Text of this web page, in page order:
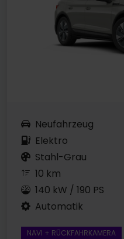
Neufahrzeug
Elektro
Stahl-Grau
10 km
140 kW / 190 PS
Automatik
NAVI + RÜCKFAHRKAMERA